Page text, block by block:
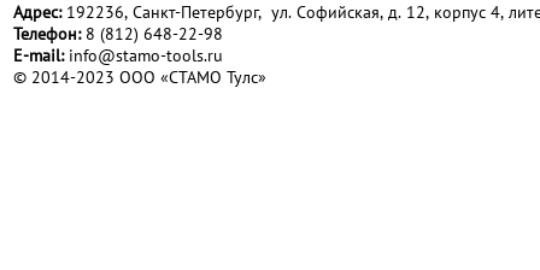
Адрес:192236, Санкт-Петербург, ул. Софийская, д. 12, корпус 4,
Телефон:8 (812) 648-22-98
Е-mail: info@stamo-tools.ru
© 2014-2023 ООО «СТАМО Тулс»